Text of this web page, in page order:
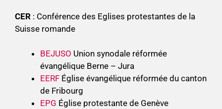
CER : Conférence des Eglises protestantes de la
Suisse romande
BEJUSO Union synodale réformée
évangélique Berne – Jura
EERF Église évangélique réformée du canton
de Fribourg
EPG Église protestante de Genève